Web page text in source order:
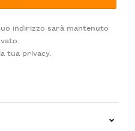
indirizzo sarà mantenuto
tua privacy.